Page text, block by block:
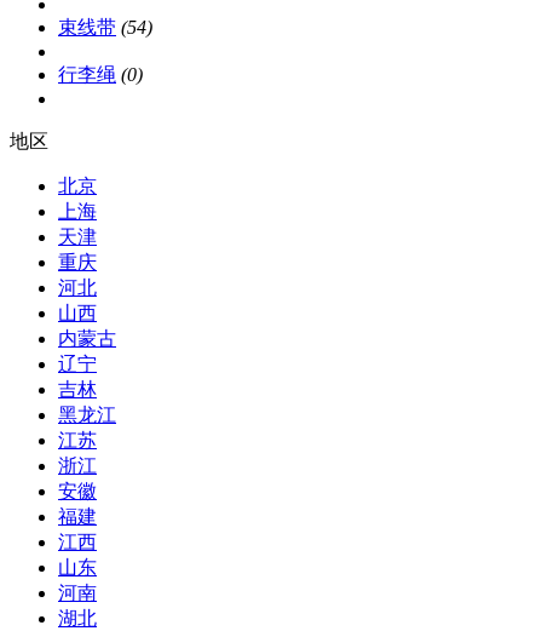
束线带 (54)
行李绳 (0)
地区
北京
上海
天津
重庆
河北
山西
内蒙古
辽宁
吉林
黑龙江
江苏
浙江
安徽
福建
江西
山东
河南
湖北